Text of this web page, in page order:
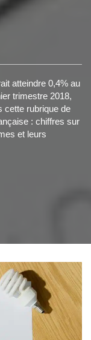
atteindre 0,4% au
trimestre 2018,
cette rubrique de
: chiffres sur
et leurs